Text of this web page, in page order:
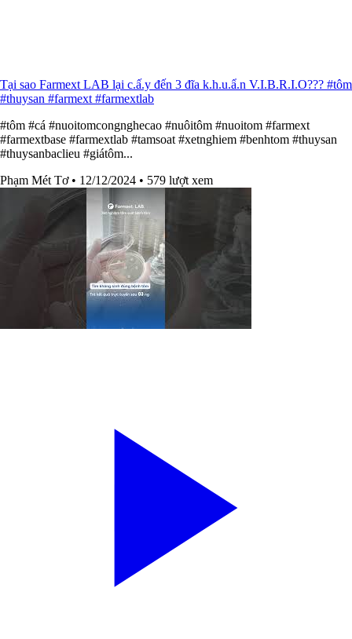
Tại sao Farmext LAB lại c.ấ.y đến 3 đĩa k.h.u.ẩ.n V.I.B.R.I.O??? #tôm
#thuysan #farmext #farmextlab
#tôm #cá #nuoitomcongnghecao #nuôitôm #nuoitom #farmext
#farmextbase #farmextlab #tamsoat #xetnghiem #benhtom #thuysan
#thuysanbaclieu #giátôm...
Phạm Mét Tơ • 12/12/2024 • 579 lượt xem